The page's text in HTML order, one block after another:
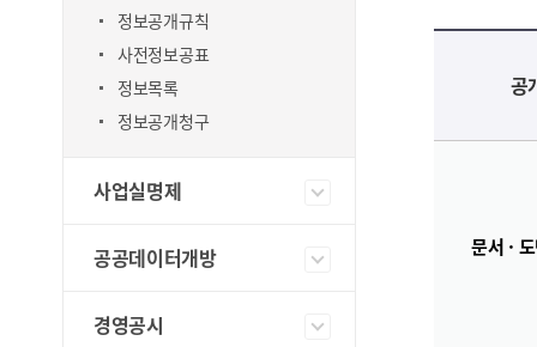
정보공개규칙
사전정보공표
정보목록
정보공개청구
사업실명제
공공데이터개방
경영공시
수수료안내 – 공개대상, 공개방법 및 수수료(원본의 열람·시청, 사본(종이출력물)·인화물·복제물
공
문서 ·